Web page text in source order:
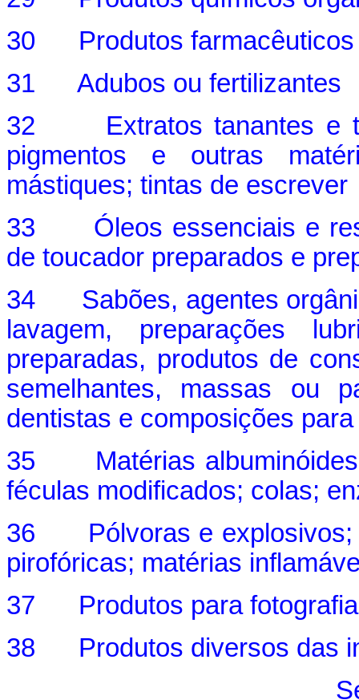
30 Produtos farmacêuticos
31 Adubos ou fertilizantes
32 Extratos tanantes e
pigmentos e outras
mástiques; tintas de escrever
33 Óleos essenciais e
de toucador preparados e
34 Sabões, agentes
lavagem, preparações
preparadas, produtos de
semelhantes, massas ou
dentistas e composições
35 Matérias albuminóides;
féculas modificados; colas;
36 Pólvoras e explosivos;
pirofóricas; matérias
37 Produtos para fotografia
38 Produtos diversos das